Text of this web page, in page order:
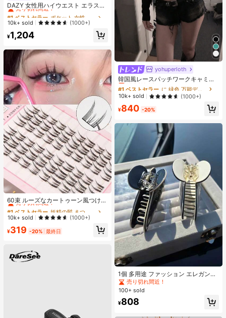
DAZY 女性用ハイウエスト エラステ
ィック フィット グレーショーツ 秋
売り切れ間近！
#1 ベストセラー
売り切れ間近！
#1 ベストセラー
売り切れ間近！
#1 ベストセラー
売り切れ間近！
10k+ sold (1000+)
¥1,204
60束 ルーズなカートゥーン風つけま
つげ セクシーな猫目風 フェアリー
ナチュラル カートゥーン シングルク
ラスターまつげ
#1 ベストセラー
妖精の髪 まつ毛1本ずつ
売り切れ間近！
#1 ベストセラー
売り切れ間近！
#1 ベストセラー
売り切れ間近！
#1 ベストセラー
売り切れ間近！
10k+ sold (1000+)
¥319 -20% 最終日
yohuperloth
韓国風レースパッチワークキャミソ
ールタンクトップ、Y2Kエステティ
ック、ストリートウェアカジュアル
サマー
#1 ベストセラー
売り切れ間近！
#1 ベストセラー
売り切れ間近！
#1 ベストセラー
売り切れ間近！
#1 ベストセラー
売り切れ間近！
10k+ sold (1000+)
¥840 -20%
1個 多用途 ファッション エレガント
新作ヘアクリップ、友人へのギフト
に最適、日常必需品
売り切れ間近！
100+ sold
¥808